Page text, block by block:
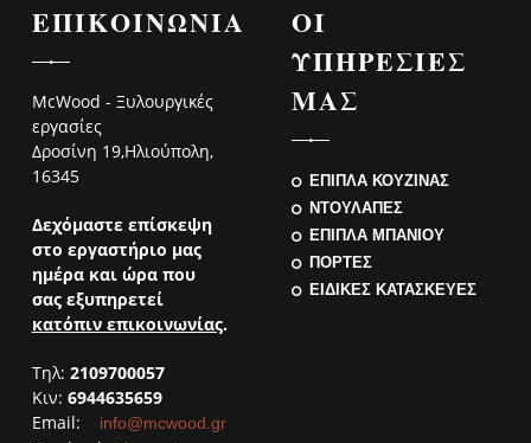
ΕΠΙΚΟΙΝΩΝΙΑ
McWood - Ξυλουργικές
εργασίες
Δροσίνη 19,Ηλιούπολη,
16345
Δεχόμαστε επίσκεψη
στο εργαστήριο μας
ημέρα και ώρα που
σας εξυπηρετεί
κατόπιν επικοινωνίας.
Τηλ: 2109700057
Κιν: 6944635659
Email:
info@mcwood.gr
ΟΙ
ΥΠΗΡΕΣΙΕΣ
ΜΑΣ
ΕΠΙΠΛΑ ΚΟΥΖΙΝΑΣ
ΝΤΟΥΛΑΠΕΣ
ΕΠΙΠΛΑ ΜΠΑΝΙΟΥ
ΠΟΡΤΕΣ
ΕΙΔΙΚΕΣ ΚΑΤΑΣΚΕΥΕΣ